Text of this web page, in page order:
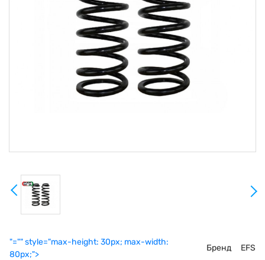
"="" style="max-height: 30px; max-width:
80px;">
Бренд
EFS